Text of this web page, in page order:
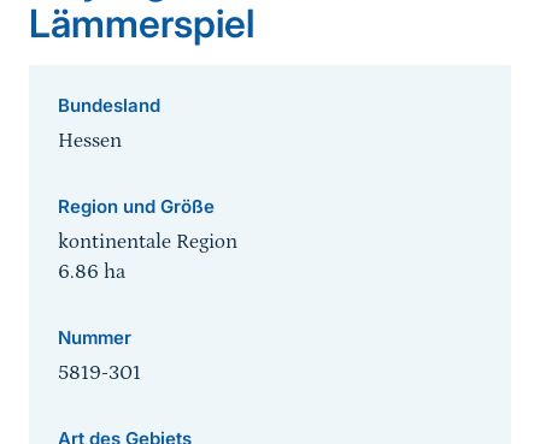
Lämmerspiel
Bundesland
Hessen
Region und Größe
kontinentale Region
6.86 ha
Nummer
5819-301
Art des Gebiets